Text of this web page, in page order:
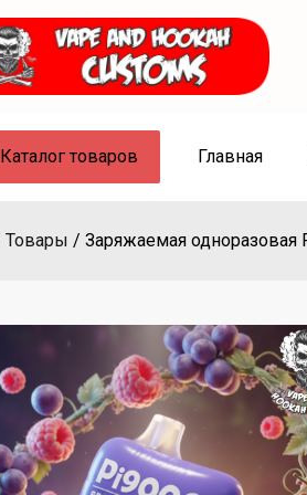
Каталог товаров Главная
Товары Заряжаемая одноразовая